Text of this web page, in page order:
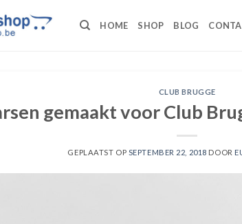
HOME SHOP BLOG
CLUB BRUGGE
gemaakt voor Club
GEPLAATST OP SEPTEMBER 22, 2018 DOOR